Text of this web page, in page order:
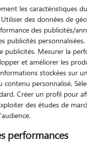
nous souhaitons
des animaux
souhaitons rendre
s'assurer de notre
les caractéristiques
des données de
des publicités/
publicités
publicités. Mesurer la
et améliorer les
stockées sur
contenu personnalisé.
Créer un profil pour
des études de
performances